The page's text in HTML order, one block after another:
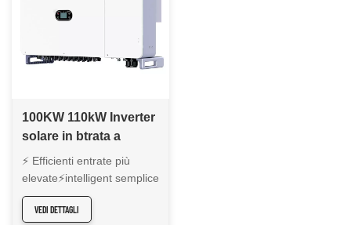
100KW 110kW Inverter
solare in btrata a
bordo di 110kW
XG100-110KTR
⚡ Efficienti entrate più
elevate⚡intelligent semplice
o & m⚡ Responsabile
senza preoccupazioni
VEDI DETTAGLI